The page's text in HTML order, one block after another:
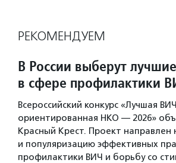
РЕКОМЕНДУЕМ
В России выберут
в сфере профилактики
Всероссийский конкурс «Лучшая
ориентированная НКО — 2026»
Красный Крест. Проект направлен
и популяризацию эффективных
профилактики ВИЧ и борьбу со